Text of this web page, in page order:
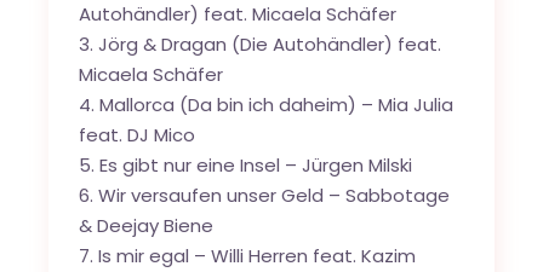
Autohändler) feat. Micaela Schäfer
3. Jörg & Dragan (Die Autohändler) feat.
Micaela Schäfer
4. Mallorca (Da bin ich daheim) – Mia Julia
feat. DJ Mico
5. Es gibt nur eine Insel – Jürgen Milski
6. Wir versaufen unser Geld – Sabbotage
& Deejay Biene
7. Is mir egal – Willi Herren feat. Kazim